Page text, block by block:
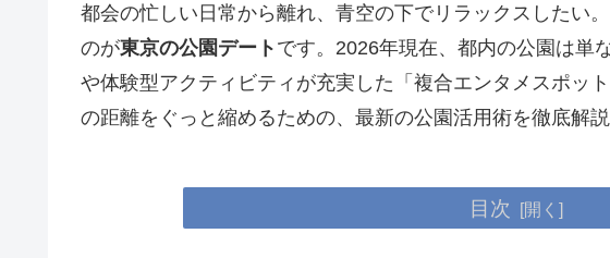
都会の忙しい日常から離れ、青空の下でリラックスしたい
のが東京の公園デート です。2026年現在、都内の公園は単
や体験型アクティビティが充実した「複合エンタメスポッ
の距離をぐっと縮めるための、最新の公園活用術を徹底解説
目次